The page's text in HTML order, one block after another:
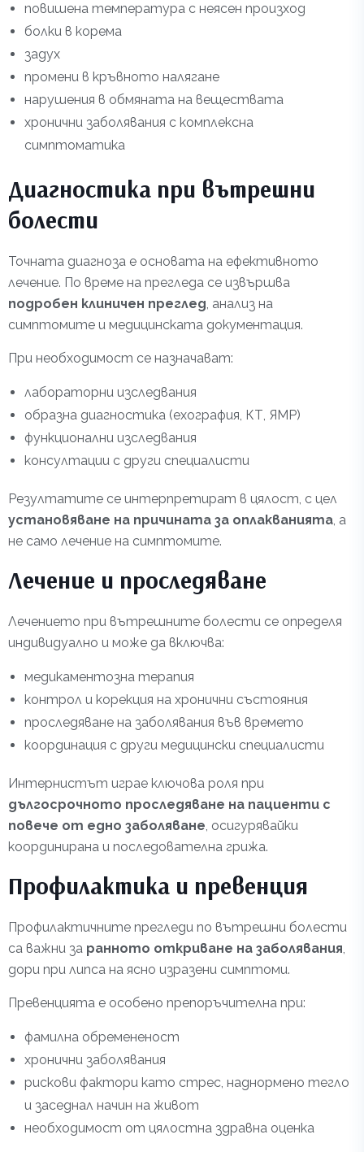
повишена температура с неясен произход
болки в корема
задух
промени в кръвното налягане
нарушения в обмяната на веществата
хронични заболявания с комплексна
симптоматика
Диагностика при вътрешни
болести
Точната диагноза е основата на ефективното
лечение. По време на прегледа се извършва
подробен клиничен преглед, анализ на
симптомите и медицинската документация.
При необходимост се назначават:
лабораторни изследвания
образна диагностика (ехография, КТ, ЯМР)
функционални изследвания
консултации с други специалисти
Резултатите се интерпретират в цялост, с цел
установяване на причината за оплакванията, а
не само лечение на симптомите.
Лечение и проследяване
Лечението при вътрешните болести се определя
индивидуално и може да включва:
медикаментозна терапия
контрол и корекция на хронични състояния
проследяване на заболявания във времето
координация с други медицински специалисти
Интернистът играе ключова роля при
дългосрочното проследяване на пациенти с
повече от едно заболяване, осигурявайки
координирана и последователна грижа.
Профилактика и превенция
Профилактичните прегледи по вътрешни болести
са важни за ранното откриване на заболявания,
дори при липса на ясно изразени симптоми.
Превенцията е особено препоръчителна при:
фамилна обремененост
хронични заболявания
рискови фактори като стрес, наднормено тегло
и заседнал начин на живот
необходимост от цялостна здравна оценка